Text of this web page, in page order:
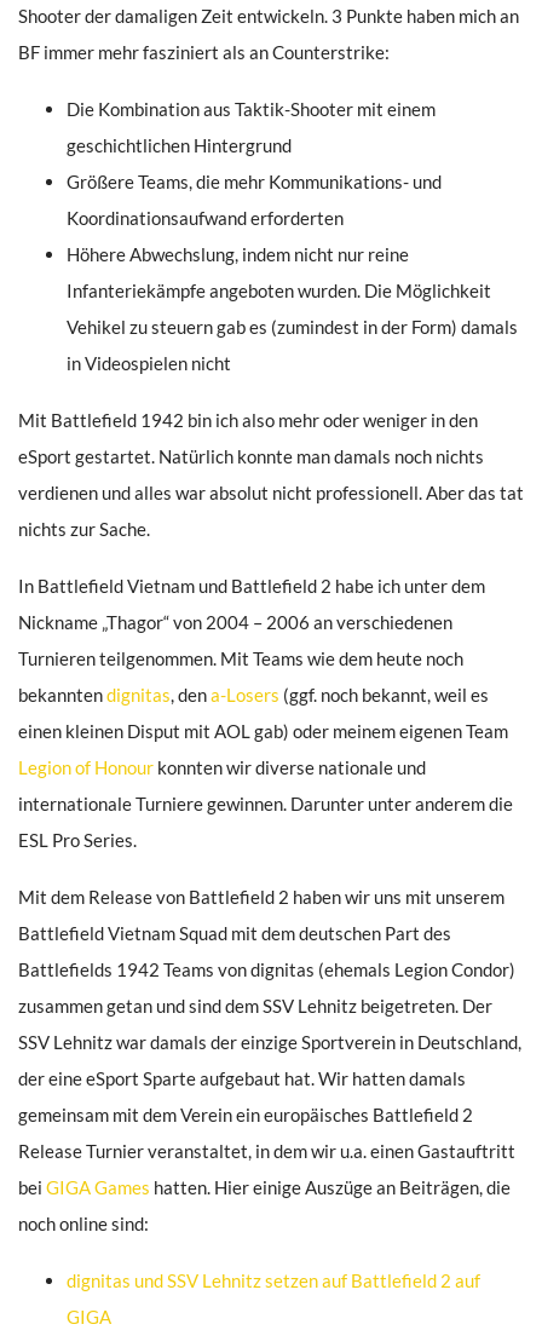
Shooter der damaligen Zeit entwickeln. 3 Punkte haben mich an
BF immer mehr fasziniert als an Counterstrike:
Die Kombination aus Taktik-Shooter mit einem
geschichtlichen Hintergrund
Größere Teams, die mehr Kommunikations- und
Koordinationsaufwand erforderten
Höhere Abwechslung, indem nicht nur reine
Infanteriekämpfe angeboten wurden. Die Möglichkeit
Vehikel zu steuern gab es (zumindest in der Form) damals
in Videospielen nicht
Mit Battlefield 1942 bin ich also mehr oder weniger in den
eSport gestartet. Natürlich konnte man damals noch nichts
verdienen und alles war absolut nicht professionell. Aber das tat
nichts zur Sache.
In Battlefield Vietnam und Battlefield 2 habe ich unter dem
Nickname „Thagor“ von 2004 – 2006 an verschiedenen
Turnieren teilgenommen. Mit Teams wie dem heute noch
bekanntendignitas, dena-Losers (ggf. noch bekannt, weil es
einen kleinen Disput mit AOL gab) oder meinem eigenen Team
Legion of Honour konnten wir diverse nationale und
internationale Turniere gewinnen. Darunter unter anderem die
ESL Pro Series.
Mit dem Release von Battlefield 2 haben wir uns mit unserem
Battlefield Vietnam Squad mit dem deutschen Part des
Battlefields 1942 Teams von dignitas (ehemals Legion Condor)
zusammen getan und sind dem SSV Lehnitz beigetreten. Der
SSV Lehnitz war damals der einzige Sportverein in Deutschland,
der eine eSport Sparte aufgebaut hat. Wir hatten damals
gemeinsam mit dem Verein ein europäisches Battlefield 2
Release Turnier veranstaltet, in dem wir u.a. einen Gastauftritt
bei GIGA Games hatten. Hier einige Auszüge an Beiträgen, die
noch online sind:
dignitas und SSV Lehnitz setzen auf Battlefield 2 auf
GIGA